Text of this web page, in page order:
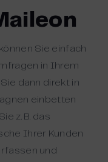
Sie einfach
in Ihrem
dann direkt in
einbetten
z. B. das
Ihrer Kunden
und